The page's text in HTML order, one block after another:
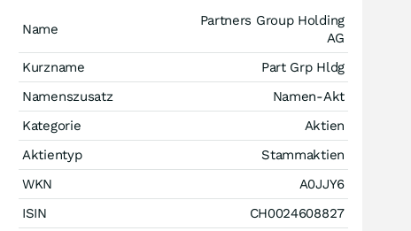
Name
Partners Group Holding
AG
Kurzname
Part Grp Hldg
Namenszusatz
Namen-Akt
Kategorie
Aktien
Aktientyp
Stammaktien
WKN
A0JJY6
ISIN
CH0024608827